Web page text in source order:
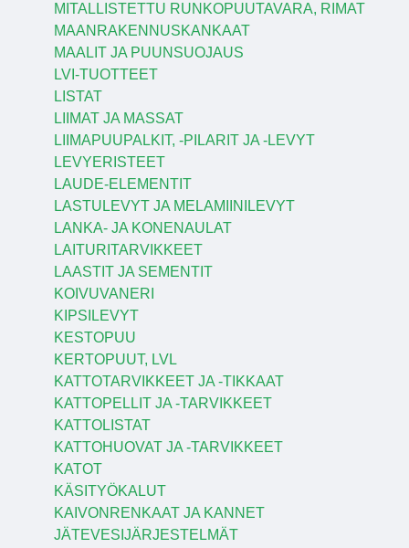
MITALLISTETTU RUNKOPUUTAVARA, RIMAT
MAANRAKENNUSKANKAAT
MAALIT JA PUUNSUOJAUS
LVI-TUOTTEET
LISTAT
LIIMAT JA MASSAT
LIIMAPUUPALKIT, -PILARIT JA -LEVYT
LEVYERISTEET
LAUDE-ELEMENTIT
LASTULEVYT JA MELAMIINILEVYT
LANKA- JA KONENAULAT
LAITURITARVIKKEET
LAASTIT JA SEMENTIT
KOIVUVANERI
KIPSILEVYT
KESTOPUU
KERTOPUUT, LVL
KATTOTARVIKKEET JA -TIKKAAT
KATTOPELLIT JA -TARVIKKEET
KATTOLISTAT
KATTOHUOVAT JA -TARVIKKEET
KATOT
KÄSITYÖKALUT
KAIVONRENKAAT JA KANNET
JÄTEVESIJÄRJESTELMÄT